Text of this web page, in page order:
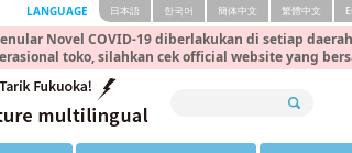
Novel COVID-19 diberlakukan di setiap
toko, silahkan cek official website yang
LANGUAGE 日本語 한국어 簡体中文 繁體中文